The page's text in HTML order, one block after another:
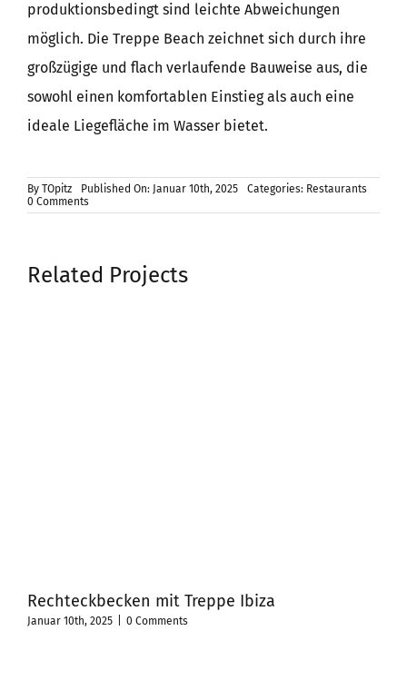
produktionsbedingt sind leichte Abweichungen
möglich. Die Treppe Beach zeichnet sich durch ihre
großzügige und flach verlaufende Bauweise aus, die
sowohl einen komfortablen Einstieg als auch eine
ideale Liegefläche im Wasser bietet.
By TOpitz Published On: Januar 10th, 2025 Categories: Restaurants
0 Commentson
Rechteckbecken
Related Projects
Rechteckbecken mit Treppe Ibiza
Januar 10th, 2025 0 Comments